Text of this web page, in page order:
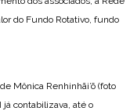
do Fundo Rotativo, fundo
Mônica Renhinhãi’õ (foto
contabilizava, até o